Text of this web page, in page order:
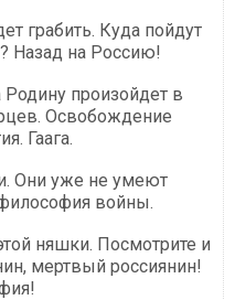
грабить. Куда пойдут
Назад на Россию!
произойдет в
Освобождение
Гаага.
Они уже не умеют
войны.
няшки. Посмотрите и
мертвый россиянин!